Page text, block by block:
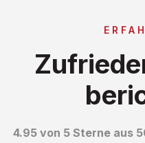
4.95 von 5 Sterne aus